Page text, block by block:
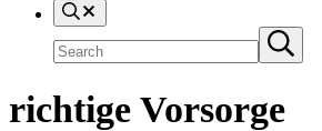
Search
Submit
search
richtige Vorsorge